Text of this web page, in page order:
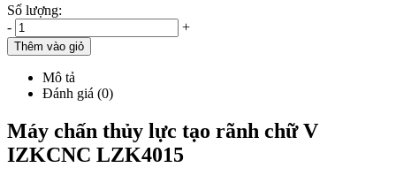
Số lượng:
-
+
Thêm vào giỏ
Mô tả
Đánh giá (0)
Máy chấn thủy lực tạo rãnh chữ V
IZKCNC LZK4015